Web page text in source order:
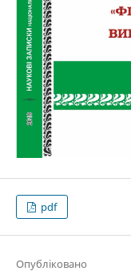
pdf
Опубліковано